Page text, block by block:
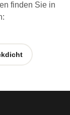
finden Sie in